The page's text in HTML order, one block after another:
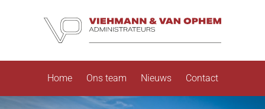
Home Ons team Nieuws Contact